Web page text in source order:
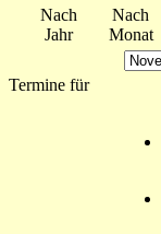
Nach
Jahr
Nach
Monat
Termine für